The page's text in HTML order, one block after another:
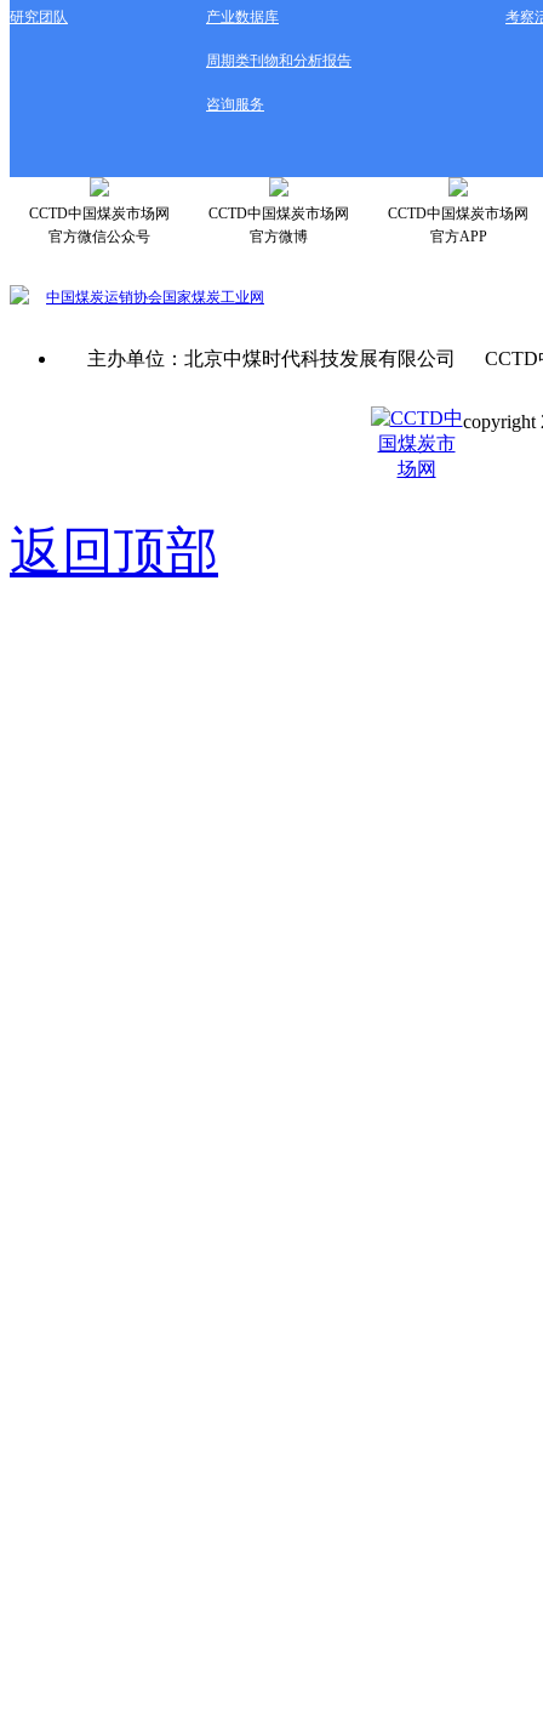
研究团队 产业数据库 考察
周期类刊物和分析报告
咨询服务
CCTD中国煤炭市场网
官方微信公众号
CCTD中国煤炭市场网
官方微博
CCTD中国煤炭市场网
官方APP
中国煤炭运销协会国家煤炭工业网
主办单位：北京中煤时代科技发展有限公司
copyright
返回顶部